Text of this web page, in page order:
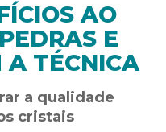
AO
E
A TÉCNICA
a qualidade
cristais